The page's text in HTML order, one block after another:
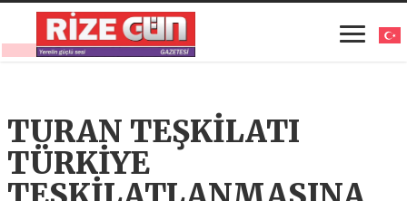
TURAN TEŞKİLATI
TÜRKİYE